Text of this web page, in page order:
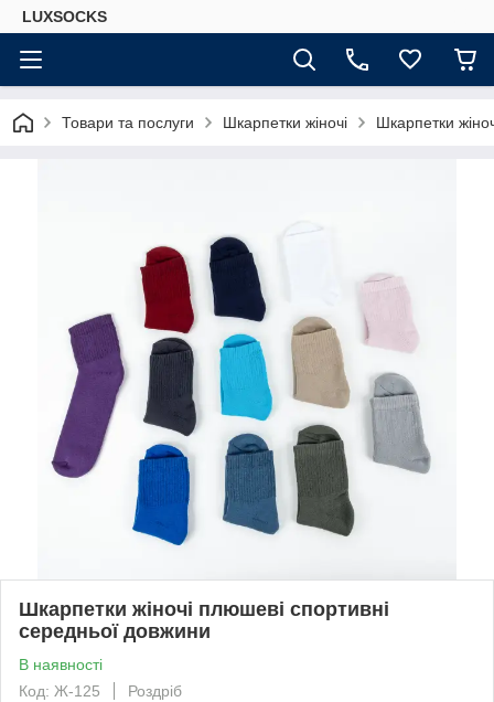
LUXSOCKS
Товари та послуги Шкарпетки жіночі Шкарпетки
Шкарпетки жіночі плюшеві спортивні
середньої довжини
В наявності
Код: Ж-125
Роздріб